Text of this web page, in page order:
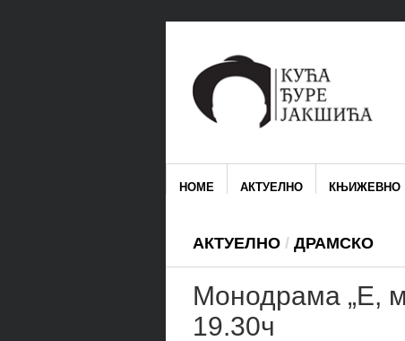
HOME АКТУЕЛНО КЊИЖЕВНО
АКТУЕЛНО / ДРАМСКО
Монодрама „Е,
19.30ч